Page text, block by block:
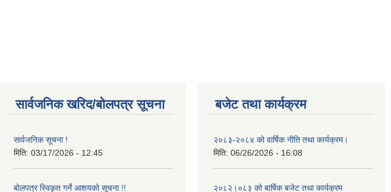
सार्वजनिक खरिद/बोलपत्र सूचना
सार्वजनिक सूचना !
मिति: 03/17/2026 - 12:45
बोलपत्र स्विकृत गर्ने आशयको सूचना !!
बजेट तथा कार्यक्रम
२०८३-२०८४ को वार्षिक नीति तथा कार्यक्रम।
मिति: 06/26/2026 - 16:08
२०८२।०८३ को बार्षिक बजेट तथा कार्यक्रम